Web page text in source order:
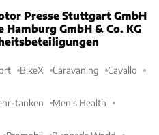
Presse Stuttgart GmbH
Hamburg GmbH & Co. KG
BikeX Caravaning Cavallo
tanken Men's Health